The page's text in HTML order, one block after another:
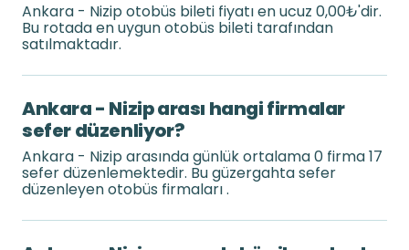
Ankara - Nizip otobüs bileti fiyatı en ucuz 0,00₺'dir.
Bu rotada en uygun otobüs bileti tarafından
satılmaktadır.
Ankara - Nizip arası hangi firmalar
sefer düzenliyor?
Ankara - Nizip arasında günlük ortalama 0 firma 17
sefer düzenlemektedir. Bu güzergahta sefer
düzenleyen otobüs firmaları .